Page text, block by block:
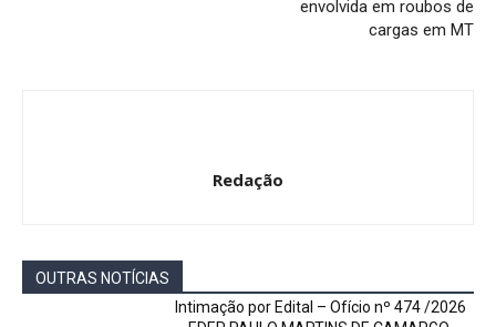
envolvida em roubos de
cargas em MT
Redação
OUTRAS NOTÍCIAS
Intimação por Edital – Ofício nº 474 /2026